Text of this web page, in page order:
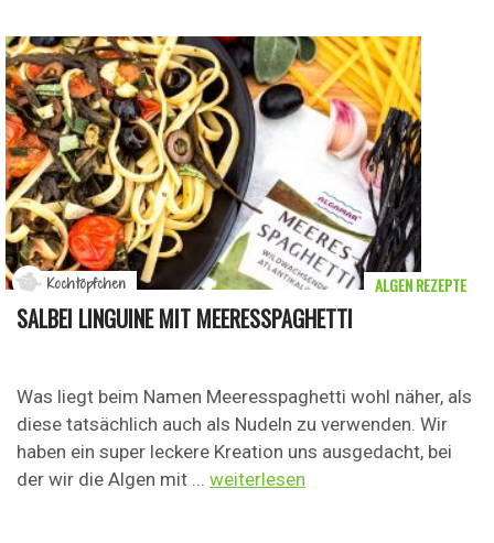
SALBEI LINGUINE MIT MEERESSPAGHETTI
Was liegt beim Namen Meeresspaghetti wohl näher, als
diese tatsächlich auch als Nudeln zu verwenden. Wir
haben ein super leckere Kreation uns ausgedacht, bei
der wir die Algen mit ... weiterlesen
ALGEN REZEPTE
Kochtöpfchen